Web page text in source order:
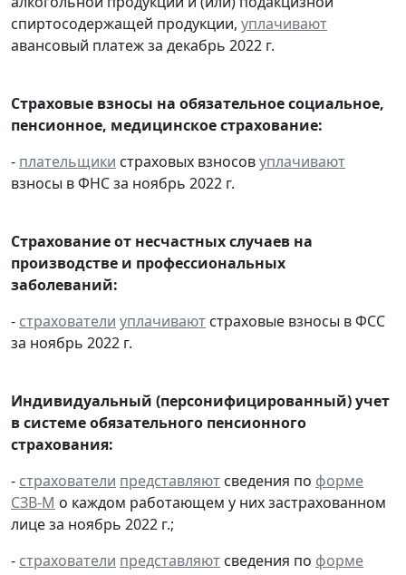
спиртосодержащей продукции, уплачивают
авансовый платеж за декабрь 2022 г.
Страховые взносы на обязательное социальное,
пенсионное, медицинское страхование:
- плательщики страховых взносовуплачивают
взносы в ФНС за ноябрь 2022 г.
Страхование от несчастных случаев на
производстве и профессиональных
заболеваний:
- страхователи уплачивают страховые взносы в ФСС
за ноябрь 2022 г.
Индивидуальный (персонифицированный) учет
в системе обязательного пенсионного
страхования:
- страхователи представляют сведения по форме
СЗВ-М о каждом работающем у них застрахованном
лице за ноябрь 2022 г.;
- страхователи представляют сведения по форме